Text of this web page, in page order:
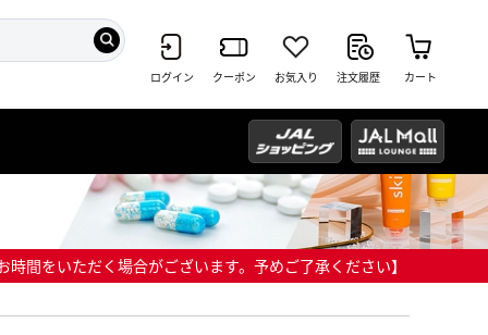
ログイン クーポン お気入り 注文履歴 カート
間をいただく場合がございます。予めご了承ください】